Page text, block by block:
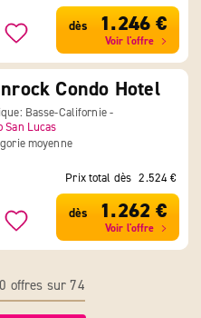
dès 1.246 €
Voir l'offre
Condo Hotel
Basse-Californie -
San Lucas
moyenne
Prix total dès 2.524 €
dès 1.262 €
Voir l'offre
offres sur 74